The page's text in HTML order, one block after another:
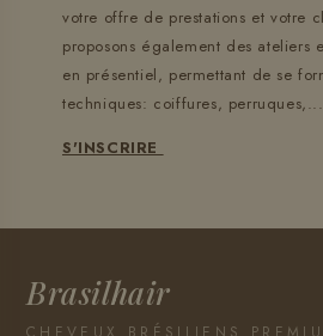
votre offre de prestations et votre
proposons également des ateliers
en présentiel, permettant de se
techniques: coiffures, perruques,...
S'INSCRIRE
Brasilhair